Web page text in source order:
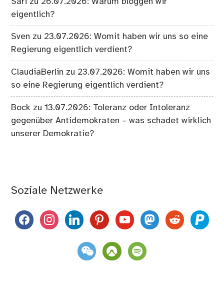
eigentlich?
Sven zu 23.07.2026: Womit haben wir uns so eine
Regierung eigentlich verdient?
ClaudiaBerlin zu 23.07.2026: Womit haben wir uns
so eine Regierung eigentlich verdient?
Bock zu13.07.2026: Toleranz oder Intoleranz
gegenüber Antidemokraten – was schadet wirklich
unserer Demokratie?
Soziale Netzwerke
facebookinstagramlinkedinpinterestyoutubemastodon
reddit paypal
weixin komootspotify